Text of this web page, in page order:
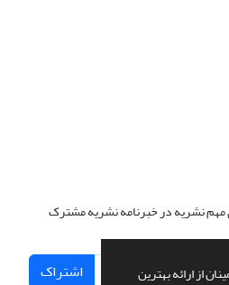
از ارائه بهترین
مهم نشریه در خبرنامه نشریه مشترک
اشتراک